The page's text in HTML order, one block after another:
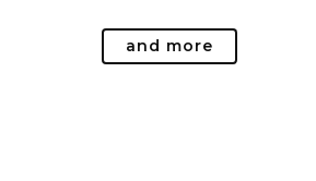
and more